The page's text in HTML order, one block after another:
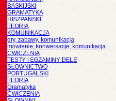
BASKIJSKI
GRAMATYKA
HISZPAŃSKI
TEORIA
KOMUNIKACJA
gry, zabawy, komunikacja
mówienie, konwersacje, komunikacja
ĆWICZENIA
TESTY I EGZAMINY DELE
SŁOWNICTWO
PORTUGALSKI
TEORIA
Gramatyka
ĆWICZENIA